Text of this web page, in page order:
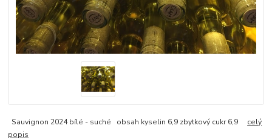
Sauvignon 2024 bílé - suché obsah kyselin 6,9 zbytkový cukr 6,9 celý
popis